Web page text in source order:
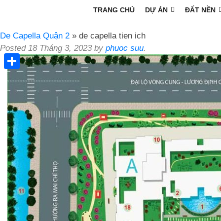
TRANG CHỦ DỰ ÁN ĐẤT NỀN
De Capella Quận 2 » de capella tien ich
Posted 18 Tháng 3, 2023by phuoc suu.